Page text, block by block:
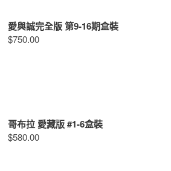
愛與誠完全版 第9-16期盒裝
$750.00
哥布拉 愛藏版 #1-6盒裝
$580.00